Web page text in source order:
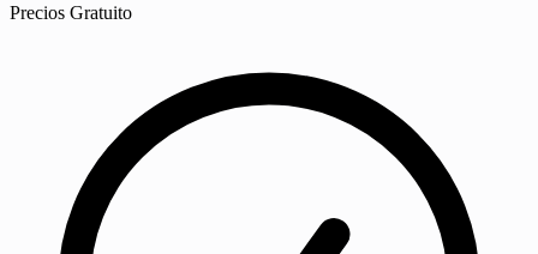
Precios Gratuito